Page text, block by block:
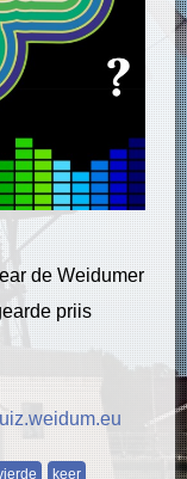
de Weidumer
priis
keer